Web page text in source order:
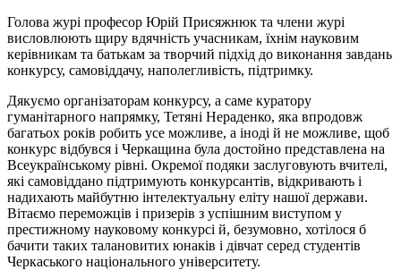
Голова журі професор Юрій Присяжнюк та члени журі
висловлюють щиру вдячність учасникам, їхнім науковим
керівникам та батькам за творчий підхід до виконання завдань
конкурсу, самовіддачу, наполегливість, підтримку.
Дякуємо організаторам конкурсу, а саме куратору
гуманітарного напрямку, Тетяні Нераденко, яка впродовж
багатьох років робить усе можливе, а іноді й не можливе, щоб
конкурс відбувся і Черкащина була достойно представлена на
Всеукраїнському рівні. Окремої подяки заслуговують вчителі,
які самовіддано підтримують конкурсантів, відкривають і
надихають майбутню інтелектуальну еліту нашої держави.
Вітаємо переможців і призерів з успішним виступом у
престижному науковому конкурсі й, безумовно, хотілося б
бачити таких талановитих юнаків і дівчат серед студентів
Черкаського національного університету.